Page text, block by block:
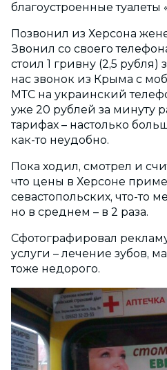
благоустроенные туалеты
Позвонил из Херсона
Звонил со своего
стоил 1 гривну (2,5 рубля)
нас звонок из Крыма с
МТС на украинский
уже 20 рублей за минуту
тарифах – настолько
как-то неудобно.
Пока ходил, смотрел и
что цены в Херсоне
севастопольских, что-то
но в среднем – в 2 раза.
Сфотографировал
услуги – лечение зубов,
тоже недорого.